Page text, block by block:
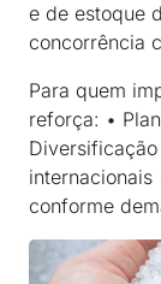
e de estoque
concorrência
Para quem
reforça: •
conforme